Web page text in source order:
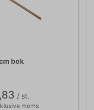
bok
/ st.
moms